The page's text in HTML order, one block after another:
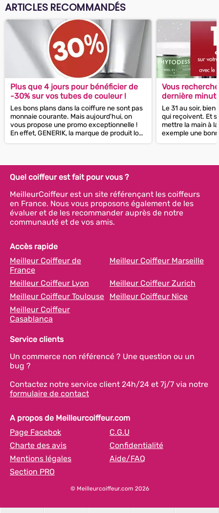
ARTICLES RECOMMANDÉS
Plus que 4 jours pour bénéficier de
-30% sur vos tubes de couleur !
Les bons plans dans la coiffure ne sont pas
monnaie courante. Mais aujourd'hui, on
vous propose une promo exceptionnelle !
En effet, GENERIK, la marque de produit low
cost que l'on ne...
Vous
dernière
31 ? Cette
!
Le 31 au soir,
qui reçoivent. Et
mettre la main à
exemple une
Quel coiffeur est fait pour vous ?
MeilleurCoiffeur est un site référençant les coiffeurs
en France. Nous vous proposons également de les
évaluer et de les recommander auprès de notre
communauté et de vos amis.
Accès rapide
Meilleur Coiffeur de
France
Meilleur Coiffeur Marseille
Meilleur Coiffeur Lyon
Meilleur Coiffeur Zurich
Meilleur Coiffeur Toulouse
Meilleur Coiffeur Nice
Meilleur Coiffeur
Casablanca
Service clients
Un commerce non référencé ? Une question ou un
bug ?
Contactez notre service client 24h/24 et 7j/7 via notre
formulaire de contact
A propos de Meilleurcoiffeur.com
Page Facebok
C.G.U
Charte des avis
Confidentialité
Mentions légales
Aide/FAQ
Section PRO
© Meilleurcoiffeur.com 2026